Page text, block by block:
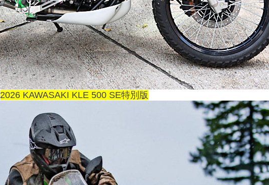
2026 KAWASAKI KLE 500 SE特別版